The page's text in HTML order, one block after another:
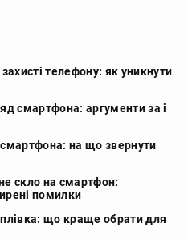
телефону: як уникнути
смартфона: аргументи за і
на що звернути
скло на смартфон:
помилки
що краще обрати для